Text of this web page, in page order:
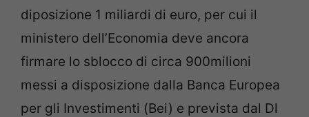
diposizione 1 miliardi di euro, per cui il
ministero dell’Economia deve ancora
firmare lo sblocco di circa 900milioni
messi a disposizione dalla Banca Europea
per gli Investimenti (Bei) e prevista dal Dl